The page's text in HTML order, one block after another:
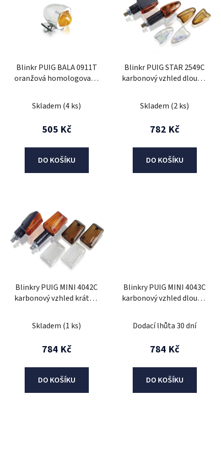
Blinkr PUIG BALA 0911T
oranžová homologovaný
Skladem (4 ks)
505 Kč
DO KOŠÍKU
Blinkr PUIG STAR 2549C
karbonový vzhled dlouhé,
Skladem (2 ks)
782 Kč
DO KOŠÍKU
Blinkry PUIG MINI 4042C
karbonový vzhled krátké,
Skladem (1 ks)
784 Kč
DO KOŠÍKU
Blinkry PUIG MINI 4043C
karbonový vzhled dlouhé,
Dodací lhůta 30 dní
784 Kč
DO KOŠÍKU